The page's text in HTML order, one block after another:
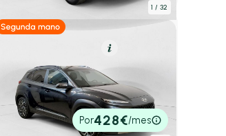
1 / 32
Hyundai Kona
1.6 GDI HEV Style Sky DCT
202261.341 km141cvAutomático
20.790€ Por428€/mes